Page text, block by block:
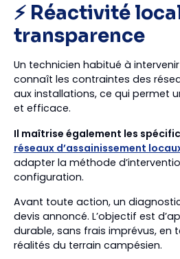
⚡ Réactivité
transparence
Un technicien habitué à
connaît les contraintes des
aux installations, ce qui permet
et efficace.
Il maîtrise également les
réseaux d’assainissement
adapter la méthode
configuration.
Avant toute action, un
devis annoncé. L’objectif est
durable, sans frais imprévus, en
réalités du terrain campésien.